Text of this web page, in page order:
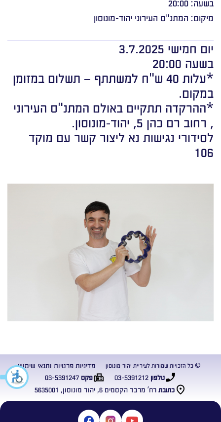
בשעה: 20:00
מיקום: המתנ"ס העירוני יהוד-מונוסון
יום חמישי 3.7.2025
בשעה 20:00
*עלות 40 ש"ח למשתתף – תשלום במזומן
במקום.
*ההרקדה תתקיים באולם המתנ"ס העירוני
, רחוב רם כהן 5, יהוד-מונוסון.
לסידורי נגישות נא ליצור קשר עם מוקד
106
כתובת רח’ מרבד הקסמים 6, יהוד מונוסון, 5635001
טלפון03-5391212 פקס03-5391247
© כל הזכויות שמורות לעיריית יהוד-מונוסון מדיניות פרטיות ותנאי שימוש